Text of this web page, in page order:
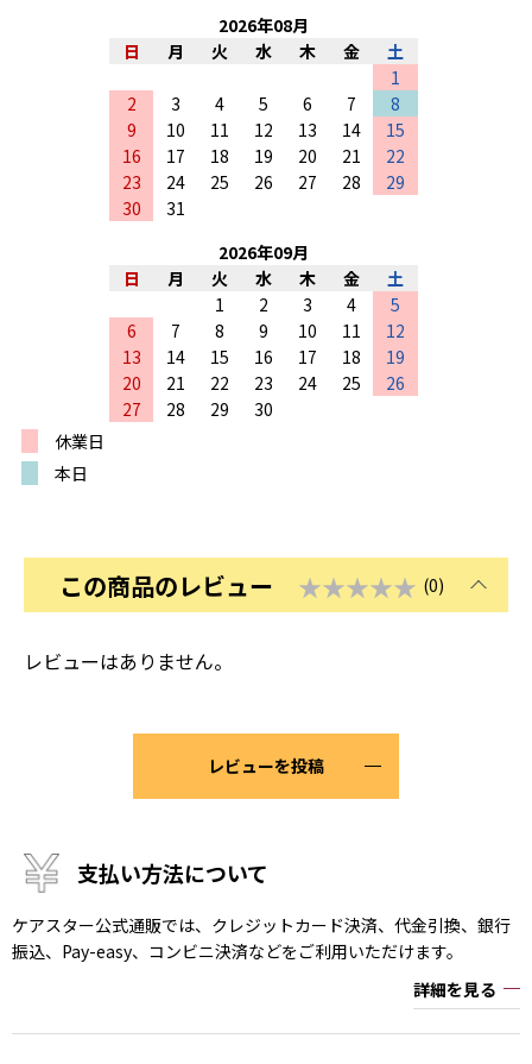
2026年08月
日
月 火 水 木 金
土
1
2
3 4 5 6 7
8
9
10 11 12 13 14
15
16
17 18 19 20 21
22
23
24 25 26 27 28
29
30
31
2026年09月
日
月 火 水 木 金
土
1
2 3 4
5
6
7 8 9 10 11
12
13
14 15 16 17 18
19
20
21 22 23 24 25
26
27
28 29
30
休業日
本日
この商品のレビュー ★★★★★ (0)
レビューはありません。
レビューを投稿
支払い方法について
ケアスター公式通販では、クレジットカード決済、代金引換、銀行
振込、Pay-easy、コンビニ決済などをご利用いただけます。
詳細を見る